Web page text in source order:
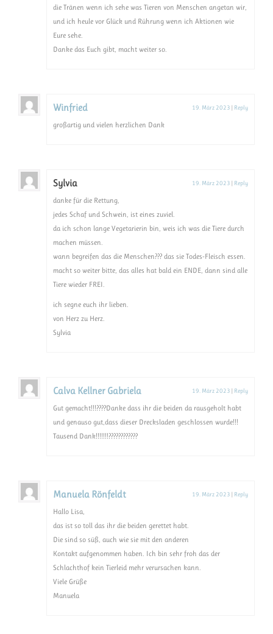
die Tränen wenn ich sehe was Tieren von Menschen angetan wir,
und ich heule vor Glück und Rührung wenn ich Aktionen wie
Eure sehe.
Danke das Euch gibt, macht weiter so.
Winfried 19. März 2023 | Reply
großartig und vielen herzlichen Dank
Sylvia 19. März 2023 | Reply
danke für die Rettung,
jedes Schaf und Schwein, ist eines zuviel.
da ich schon lange Vegetarierin bin, weis ich was die Tiere durch
machen müssen.
wann begreifen das die Menschen??? das sie Todes-Fleisch essen.
macht so weiter bitte, das alles hat bald ein ENDE, dann sind alle
Tiere wieder FREI.
ich segne euch ihr lieben.
von Herz zu Herz.
Sylvia
Calva Kellner Gabriela 19. März 2023 | Reply
Gut gemacht!!!????Danke dass ihr die beiden da rausgeholt habt
und genauso gut,dass dieser Drecksladen geschlossen wurde!!!
Tausend Dank!!!!!!!????????????
Manuela Rönfeldt 19. März 2023 | Reply
Hallo Lisa,
das ist so toll das ihr die beiden gerettet habt.
Die sind so süß, auch wie sie mit den anderen
Kontakt aufgenommen haben. Ich bin sehr froh das der
Schlachthof kein Tierleid mehr verursachen kann.
Viele Grüße
Manuela